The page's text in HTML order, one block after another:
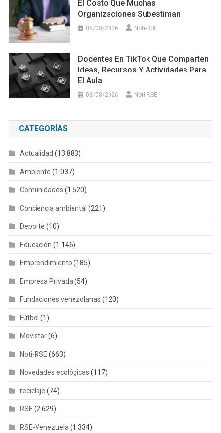
El Costo Que Muchas
Organizaciones Subestiman
08/08/2026 Noti-RSE
Docentes En TikTok Que Comparten
Ideas, Recursos Y Actividades Para
El Aula
08/08/2026 Noti-RSE
CATEGORÍAS
Actualidad (13.883)
Ambiente (1.037)
Comunidades (1.520)
Conciencia ambiental (221)
Deporte (10)
Educación (1.146)
Emprendimiento (185)
Empresa Privada (54)
Fundaciones venezolanas (120)
Fútbol (1)
Movistar(6)
Noti-RSE (663)
Novedades ecológicas (117)
reciclaje (74)
RSE (2.629)
RSE-Venezuela (1.334)